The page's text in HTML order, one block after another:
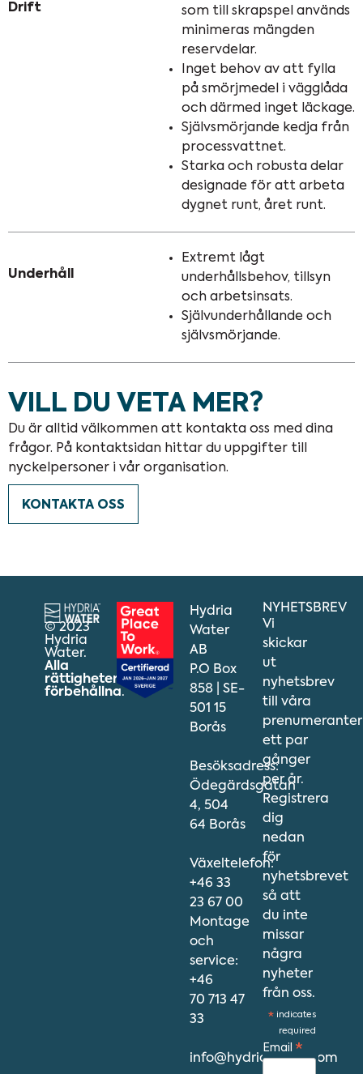
Drift
som till skrapspel används
minimeras mängden
reservdelar.
Inget behov av att fylla
på smörjmedel i vägglåda
och därmed inget läckage.
Självsmörjande kedja från
processvattnet.
Starka och robusta delar
designade för att arbeta
dygnet runt, året runt.
Underhåll
Extremt lågt
underhållsbehov, tillsyn
och arbetsinsats.
Självunderhållande och
självsmörjande.
VILL DU VETA MER?
Du är alltid välkommen att kontakta oss med dina
frågor. På kontaktsidan hittar du uppgifter till
nyckelpersoner i vår organisation.
KONTAKTA OSS
© 2023
Hydria
Water.
Alla
rättigheter
förbehållna.
Hydria
Water
AB
P.O Box
858 | SE-
501 15
Borås
Besöksadress:
Ödegärdsgatan
4, 504
64 Borås
Växeltelefon:
+46 33
23 67 00
Montage
och
service:
+46
70 713 47
33
info@hydriawater.com
NYHETSBREV
Vi
skickar
ut
nyhetsbrev
till våra
prenumeranter
ett par
gånger
per år.
Registrera
dig
nedan
för
nyhetsbrevet
så att
du inte
missar
några
nyheter
från oss.
* indicates
required
Email *